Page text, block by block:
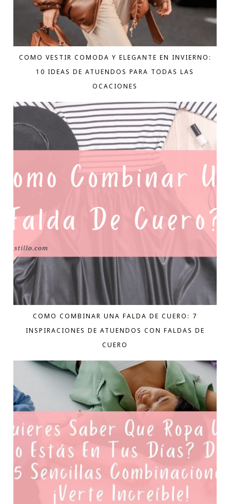
COMO VESTIR COMODA Y ELEGANTE EN INVIERNO:
10 IDEAS DE ATUENDOS PARA TODAS LAS
OCACIONES
COMO COMBINAR UNA FALDA DE CUERO: 7
INSPIRACIONES DE ATUENDOS CON FALDAS DE
CUERO